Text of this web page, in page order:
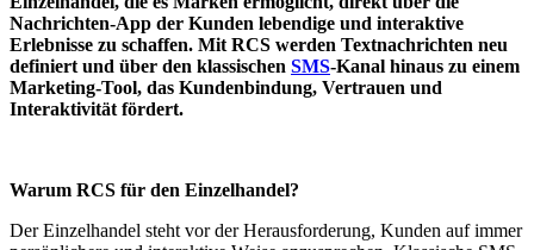
Nachrichten-App der Kunden lebendige und interaktive
Erlebnisse zu schaffen. Mit RCS werden Textnachrichten neu
definiert und über den klassischen SMS-Kanal hinaus zu einem
Marketing-Tool, das Kundenbindung, Vertrauen und
Interaktivität fördert.
Warum RCS für den Einzelhandel?
Der Einzelhandel steht vor der Herausforderung, Kunden auf immer